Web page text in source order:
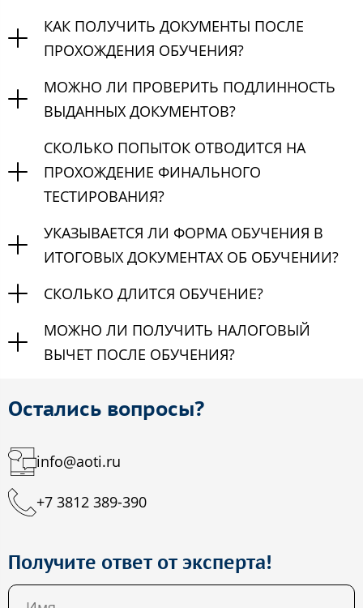
КАК ПОЛУЧИТЬ ДОКУМЕНТЫ ПОСЛЕ
ПРОХОЖДЕНИЯ ОБУЧЕНИЯ?
МОЖНО ЛИ ПРОВЕРИТЬ ПОДЛИННОСТЬ
ВЫДАННЫХ ДОКУМЕНТОВ?
СКОЛЬКО ПОПЫТОК ОТВОДИТСЯ НА
ПРОХОЖДЕНИЕ ФИНАЛЬНОГО
ТЕСТИРОВАНИЯ?
УКАЗЫВАЕТСЯ ЛИ ФОРМА ОБУЧЕНИЯ В
ИТОГОВЫХ ДОКУМЕНТАХ ОБ ОБУЧЕНИИ?
СКОЛЬКО ДЛИТСЯ ОБУЧЕНИЕ?
МОЖНО ЛИ ПОЛУЧИТЬ НАЛОГОВЫЙ
ВЫЧЕТ ПОСЛЕ ОБУЧЕНИЯ?
Остались вопросы?
info@aoti.ru
+7 3812 389-390
Получите ответ от эксперта!